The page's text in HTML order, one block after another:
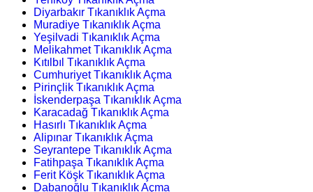
Diyarbakır Tıkanıklık Açma
Muradiye Tıkanıklık Açma
Yeşilvadi Tıkanıklık Açma
Melikahmet Tıkanıklık Açma
Kıtılbıl Tıkanıklık Açma
Cumhuriyet Tıkanıklık Açma
Pirinçlik Tıkanıklık Açma
İskenderpaşa Tıkanıklık Açma
Karacadağ Tıkanıklık Açma
Hasırlı Tıkanıklık Açma
Alipınar Tıkanıklık Açma
Seyrantepe Tıkanıklık Açma
Fatihpaşa Tıkanıklık Açma
Ferit Köşk Tıkanıklık Açma
Dabanoğlu Tıkanıklık Açma